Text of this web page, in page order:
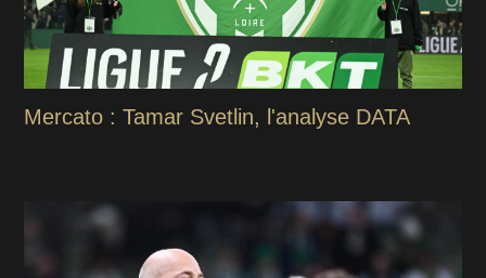
Mercato : Tamar Svetlin, l'analyse DATA